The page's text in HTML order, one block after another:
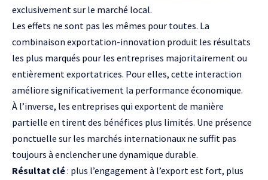
exclusivement sur le marché local.
Les effets ne sont pas les mêmes pour toutes. La
combinaison exportation-innovation produit les résultats
les plus marqués pour les entreprises majoritairement ou
entièrement exportatrices. Pour elles, cette interaction
améliore significativement la performance économique.
À l’inverse, les entreprises qui exportent de manière
partielle en tirent des bénéfices plus limités. Une présence
ponctuelle sur les marchés internationaux ne suffit pas
toujours à enclencher une dynamique durable.
Résultat clé: plus l’engagement à l’export est fort, plus